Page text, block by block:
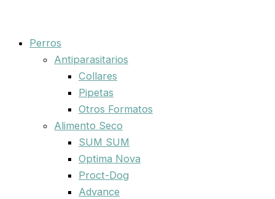
Perros
Antiparasitarios
Collares
Pipetas
Otros Formatos
Alimento Seco
SUM SUM
Optima Nova
Proct-Dog
Advance